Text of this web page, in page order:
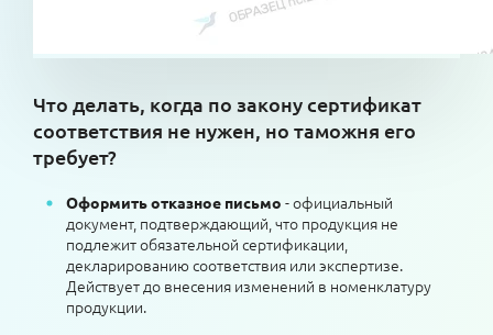
Что делать, когда по закону сертификат
соответствия не нужен, но таможня его
требует?
Оформить отказное письмо - официальный
документ, подтверждающий, что продукция не
подлежит обязательной сертификации,
декларированию соответствия или экспертизе.
Действует до внесения изменений в номенклатуру
продукции.